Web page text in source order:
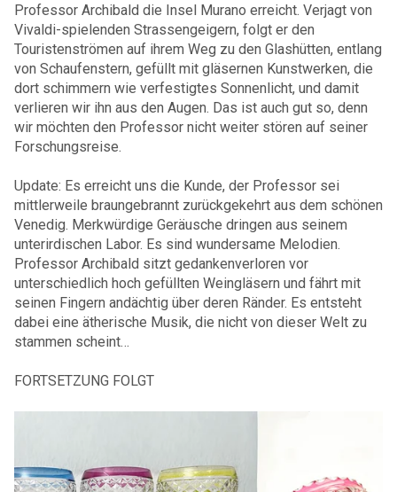
Professor Archibald die Insel Murano erreicht. Verjagt von
Vivaldi-spielenden Strassengeigern, folgt er den
Touristenströmen auf ihrem Weg zu den Glashütten, entlang
von Schaufenstern, gefüllt mit gläsernen Kunstwerken, die
dort schimmern wie verfestigtes Sonnenlicht, und damit
verlieren wir ihn aus den Augen. Das ist auch gut so, denn
wir möchten den Professor nicht weiter stören auf seiner
Forschungsreise.
Update: Es erreicht uns die Kunde, der Professor sei
mittlerweile braungebrannt zurückgekehrt aus dem schönen
Venedig. Merkwürdige Geräusche dringen aus seinem
unterirdischen Labor. Es sind wundersame Melodien.
Professor Archibald sitzt gedankenverloren vor
unterschiedlich hoch gefüllten Weingläsern und fährt mit
seinen Fingern andächtig über deren Ränder. Es entsteht
dabei eine ätherische Musik, die nicht von dieser Welt zu
stammen scheint…
FORTSETZUNG FOLGT